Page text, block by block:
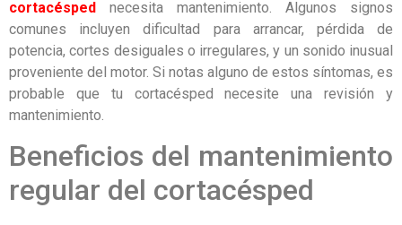
cortacésped necesita mantenimiento. Algunos signos
comunes incluyen dificultad para arrancar, pérdida de
potencia, cortes desiguales o irregulares, y un sonido inusual
proveniente del motor. Si notas alguno de estos síntomas, es
probable que tu cortacésped necesite una revisión y
mantenimiento.
Beneficios del mantenimiento
regular del cortacésped